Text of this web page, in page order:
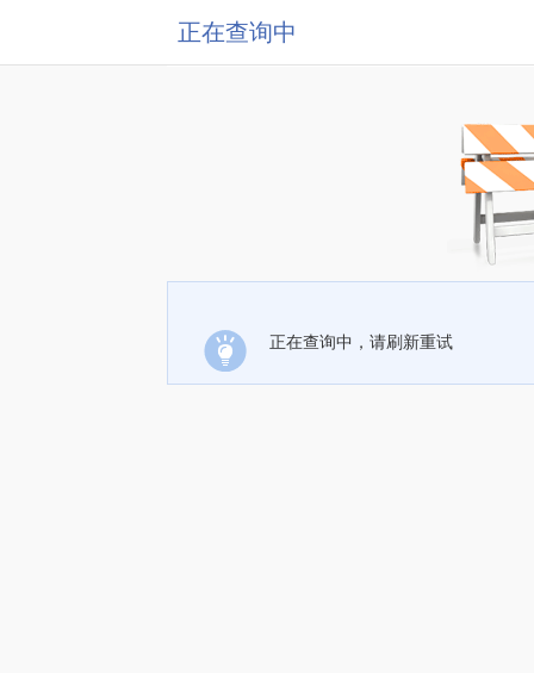
正在查询中
正在查询中，请刷新重试